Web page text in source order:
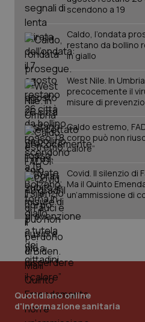
scendono a 19
Caldo, l’ondata
restano da bollino
in giallo
West Nile. In
precocemente il
misure di
Caldo estremo,
corpo può non
calore”
Covid. Il silenzio di
Ma il Quinto
un’ammissione di
Quotidiano online
d'informazione sanitaria
tracking-sites-ironfish-
tracking-sites-ironfish-
session-id
_ga